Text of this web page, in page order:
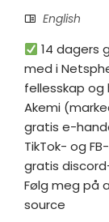
English
14 dagers
med i
fellesskap og
Akemi
gratis e-
TikTok- og
gratis
Følg meg på
source